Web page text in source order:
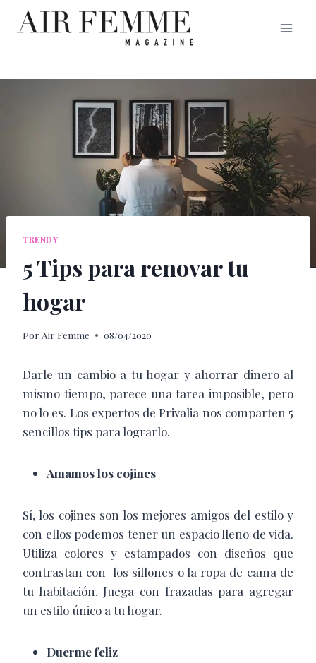
Saltar
TRENDY
5 Tips para renovar tu
hogar
Por Air Femme 08/04/2020
Darle un cambio a tu hogar y ahorrar dinero al
mismo tiempo, parece una tarea imposible, pero
no lo es. Los expertos de Privalia nos comparten 5
sencillos tips para lograrlo.
Amamos los cojines
Sí, los cojines son los mejores amigos del estilo y
con ellos podemos tener un espacio lleno de vida.
Utiliza colores y estampados con diseños que
contrastan con los sillones o la ropa de cama de
tu habitación. Juega con frazadas para agregar
un estilo único a tu hogar.
Duerme feliz